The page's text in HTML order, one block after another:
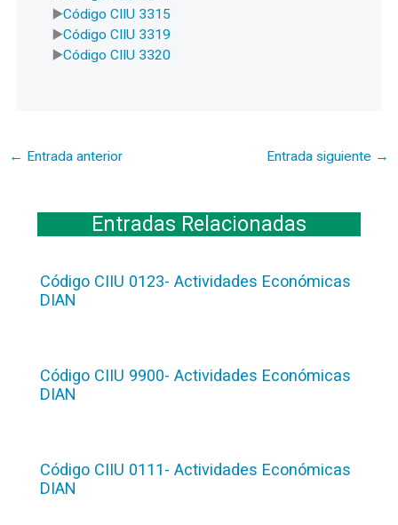
Código CIIU 3315
Código CIIU 3319
Código CIIU 3320
← Entrada anterior Entrada siguiente →
Entradas Relacionadas
Código CIIU 0123- Actividades Económicas
DIAN
Código CIIU 9900- Actividades Económicas
DIAN
Código CIIU 0111- Actividades Económicas
DIAN